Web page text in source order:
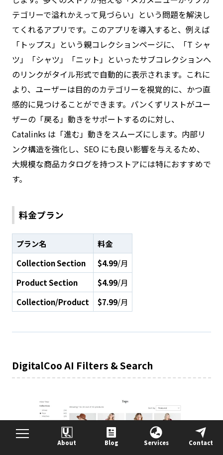
About Blog Services Contact
テゴリーで溢れかえって見づらい」という問題を解決し
てくれるアプリです。このアプリを導入すると、例えば
「トップス」という親コレクションページに、「T シャ
ツ」「シャツ」「ニット」といったサブコレクションへ
のリンクがタイル形式で自動的に表示されます。これに
より、ユーザーは目的のカテゴリーを視覚的に、かつ直
感的に見つけることができます。パンくずリストがユー
ザーの「戻る」動きをサポートするのに対し、
Catalinks は「進む」動きをスムーズにします。内部リ
ンク構造を強化し、SEO にも良い影響を与えるため、
大規模な商品カタログを持つストアには特におすすめで
す。
料金プラン
プラン名
料金
Collection Section
$4.99/月
Product Section
$4.99/月
Collection/Product
$7.99/月
DigitalCoo AI Filters & Search